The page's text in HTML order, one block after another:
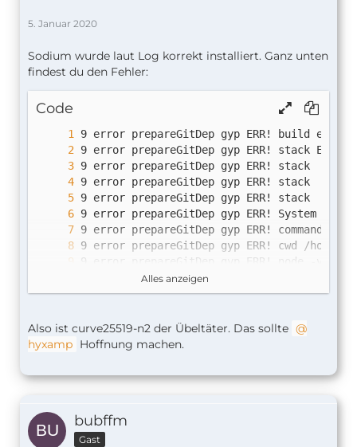
5. Januar 2020
Sodium wurde laut Log korrekt installiert. Ganz unten
findest du den Fehler:
Code
9 error prepareGitDep npm ERR!
Alles anzeigen
Also ist curve25519-n2 der Übeltäter. Das sollte
hyxamp Hoffnung machen.
bubffm
Gast